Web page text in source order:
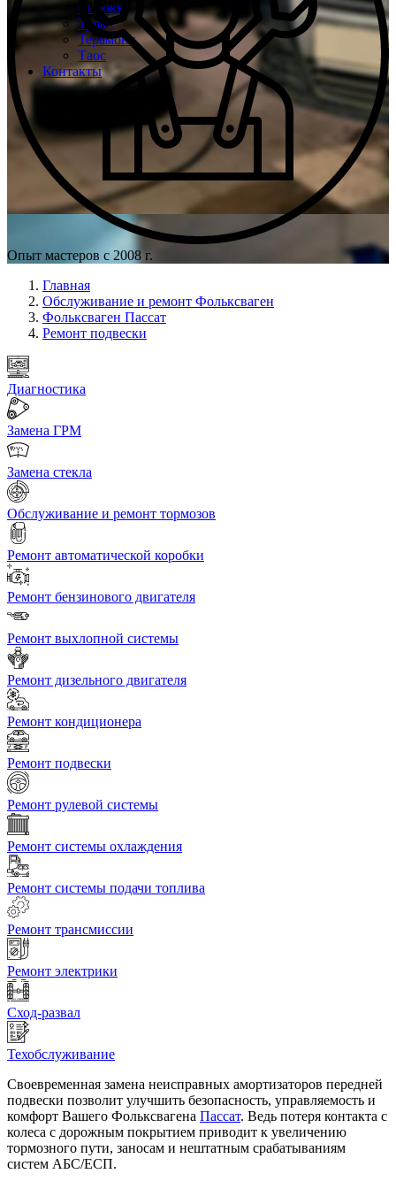
Сирокко
Туран
Терамонт
Таос
Контакты
Опыт мастеров с 2008 г.
Главная
Обслуживание и ремонт Фольксваген
Фольксваген Пассат
Ремонт подвески
Диагностика
Замена ГРМ
Замена стекла
Обслуживание и ремонт тормозов
Ремонт автоматической коробки
Ремонт бензинового двигателя
Ремонт выхлопной системы
Ремонт дизельного двигателя
Ремонт кондиционера
Ремонт подвески
Ремонт рулевой системы
Ремонт системы охлаждения
Ремонт системы подачи топлива
Ремонт трансмиссии
Ремонт электрики
Сход-развал
Техобслуживание
Своевременная замена неисправных амортизаторов передней
подвески позволит улучшить безопасность, управляемость и
комфорт Вашего Фольксвагена Пассат. Ведь потеря контакта с
колеса с дорожным покрытием приводит к увеличению
тормозного пути, заносам и нештатным срабатываниям
систем АБС/ЕСП.